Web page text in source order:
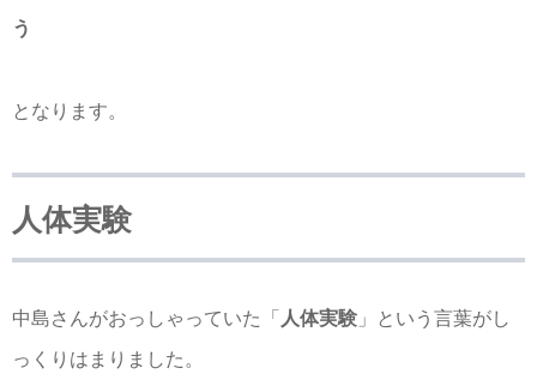
う
となります。
人体実験
中島さんがおっしゃっていた「 人体実験 」という言葉がし
っくりはまりました。